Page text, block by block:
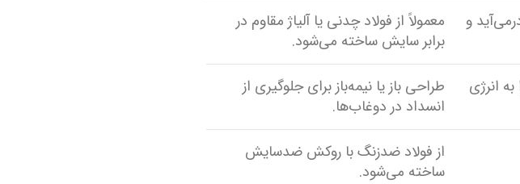
و
معمولاً از فولاد چدنی یا آلیاژ مقاوم در
برابر سایش ساخته می‌شود.
انرژی
طراحی باز یا نیمه‌باز برای جلوگیری از
انسداد در دوغاب‌ها.
از فولاد ضدزنگ با روکش ضدسایش
ساخته می‌شود.